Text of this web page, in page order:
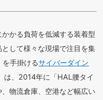
かる負荷を低減する装着型
して様々な現場で注目を集
を手掛けるサイバーダイン
は、2014年に「HAL腰タイ
物流倉庫、空港など幅広い